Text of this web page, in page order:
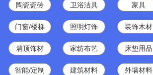
陶瓷瓷砖 卫浴洁具 家具
门窗/楼梯 照明灯饰 装饰木材
墙顶饰材 家纺布艺 床垫用品
智能/定制 建筑材料 外墙材料